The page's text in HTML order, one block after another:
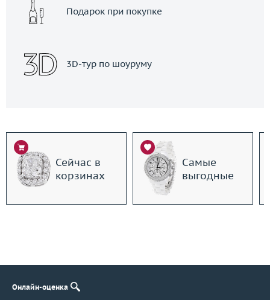
Подарок при покупке
3D-тур по шоуруму
Сейчас в
корзинах
Самые
выгодные
Онлайн-оценка